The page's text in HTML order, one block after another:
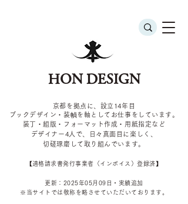
HON DESIGN
京都を拠点に、設立14年目
ブックデザイン・装幀を軸としてお仕事をしています。
装丁・組版・フォーマット作成・用紙指定など
デザイナー4 人で、日々真面目に楽しく、
切磋琢磨して取り組んでいます。
​【適格請求書発行事業者（インボイス）登録済】
更新：2025年05 月09 日・実績追加
​※当サイトでは敬称を 略させていただいております。